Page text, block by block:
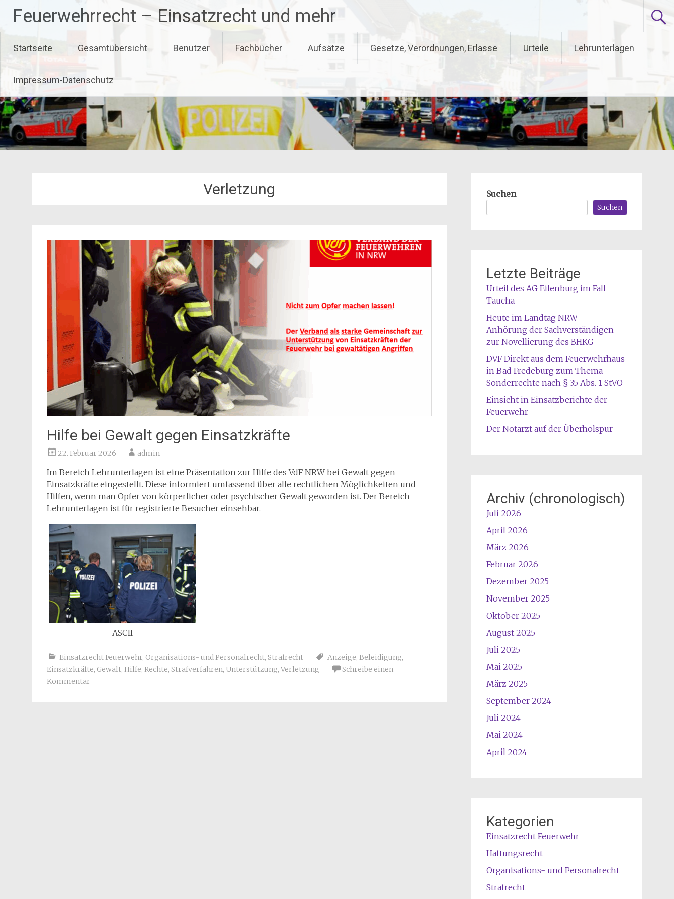
Inhalt
springen
Feuerwehrrecht – Einsatzrecht und mehr
Startseite Gesamtübersicht Benutzer Fachbücher Aufsätze Gesetze, Verordnungen, Erlasse Urteile Lehrunterlagen
Impressum-Datenschutz
Verletzung
Hilfe bei Gewalt gegen Einsatzkräfte
22. Februar 2026 admin
Im Bereich Lehrunterlagen ist eine Präsentation zur Hilfe des VdF NRW bei Gewalt gegen
Einsatzkräfte eingestellt. Diese informiert umfassend über alle rechtlichen Möglichkeiten und
Hilfen, wenn man Opfer von körperlicher oder psychischer Gewalt geworden ist. Der Bereich
Lehrunterlagen ist für registrierte Besucher einsehbar.
ASCII
Einsatzrecht Feuerwehr, Organisations- und Personalrecht, Strafrecht Anzeige, Beleidigung,
Einsatzkräfte, Gewalt, Hilfe, Rechte, Strafverfahren, Unterstützung, Verletzung
Schreibe einen
Kommentar
Suchen
Suchen
Letzte Beiträge
Urteil des AG Eilenburg im Fall
Taucha
Heute im Landtag NRW –
Anhörung der Sachverständigen
zur Novellierung des BHKG
DVF Direkt aus dem Feuerwehrhaus
in Bad Fredeburg zum Thema
Sonderrechte nach § 35 Abs. 1 StVO
Einsicht in Einsatzberichte der
Feuerwehr
Der Notarzt auf der Überholspur
Archiv (chronologisch)
Juli 2026
April 2026
März 2026
Februar 2026
Dezember 2025
November 2025
Oktober 2025
August 2025
Juli 2025
Mai 2025
März 2025
September 2024
Juli 2024
Mai 2024
April 2024
Kategorien
Einsatzrecht Feuerwehr
Haftungsrecht
Organisations- und Personalrecht
Strafrecht